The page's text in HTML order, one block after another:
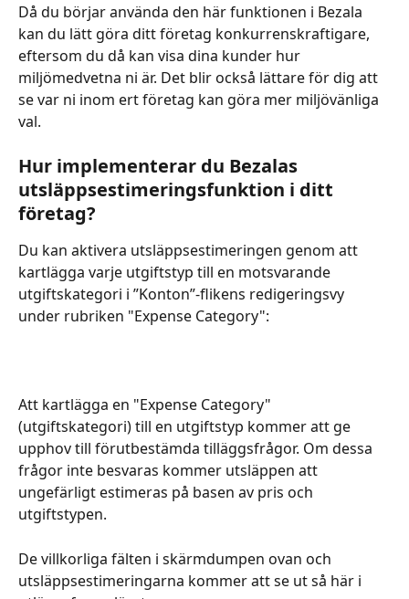
Då du börjar använda den här funktionen i Bezala
kan du lätt göra ditt företag konkurrenskraftigare,
eftersom du då kan visa dina kunder hur
miljömedvetna ni är. Det blir också lättare för dig att
se var ni inom ert företag kan göra mer miljövänliga
val.
Hur implementerar du Bezalas
utsläppsestimeringsfunktion i ditt
företag?
Du kan aktivera utsläppsestimeringen genom att
kartlägga varje utgiftstyp till en motsvarande
utgiftskategori i ”Konton”-flikens redigeringsvy
under rubriken "Expense Category":
Att kartlägga en "Expense Category"
(utgiftskategori) till en utgiftstyp kommer att ge
upphov till förutbestämda tilläggsfrågor. Om dessa
frågor inte besvaras kommer utsläppen att
ungefärligt estimeras på basen av pris och
utgiftstypen.
De villkorliga fälten i skärmdumpen ovan och
utsläppsestimeringarna kommer att se ut så här i